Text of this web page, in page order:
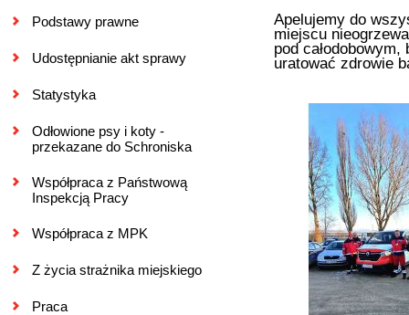
Podstawy prawne
Udostępnianie akt sprawy
Statystyka
Odłowione psy i koty -
przekazane do Schroniska
Współpraca z Państwową
Inspekcją Pracy
Współpraca z MPK
Z życia strażnika miejskiego
Praca
Apelujemy do
miejscu
pod
uratować zdrowie